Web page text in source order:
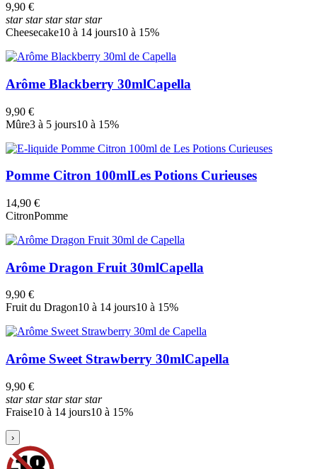
9,90 €
starstarstarstarstar
Cheesecake10 à 14 jours10 à 15%
Arôme Blackberry 30mlCapella
9,90 €
Mûre3 à 5 jours10 à 15%
Pomme Citron 100mlLes Potions Curieuses
14,90 €
CitronPomme
Arôme Dragon Fruit 30mlCapella
9,90 €
Fruit du Dragon10 à 14 jours10 à 15%
Arôme Sweet Strawberry 30mlCapella
9,90 €
starstarstarstarstar
Fraise10 à 14 jours10 à 15%
›